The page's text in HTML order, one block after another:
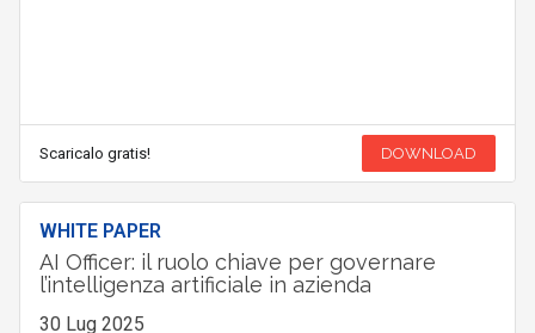
Scaricalo gratis! DOWNLOAD
WHITE PAPER
AI Officer: il ruolo chiave per governare
l’intelligenza artificiale in azienda
30 Lug 2025